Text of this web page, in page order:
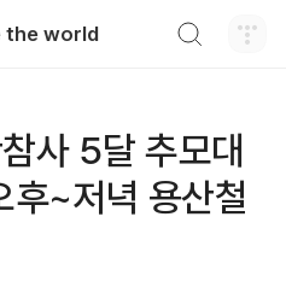
the world
사 5달 추모대
~저녁 용산철